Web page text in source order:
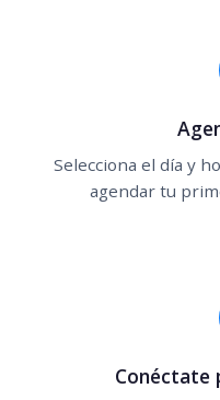
Selecciona el día y
agendar tu
Conéctate